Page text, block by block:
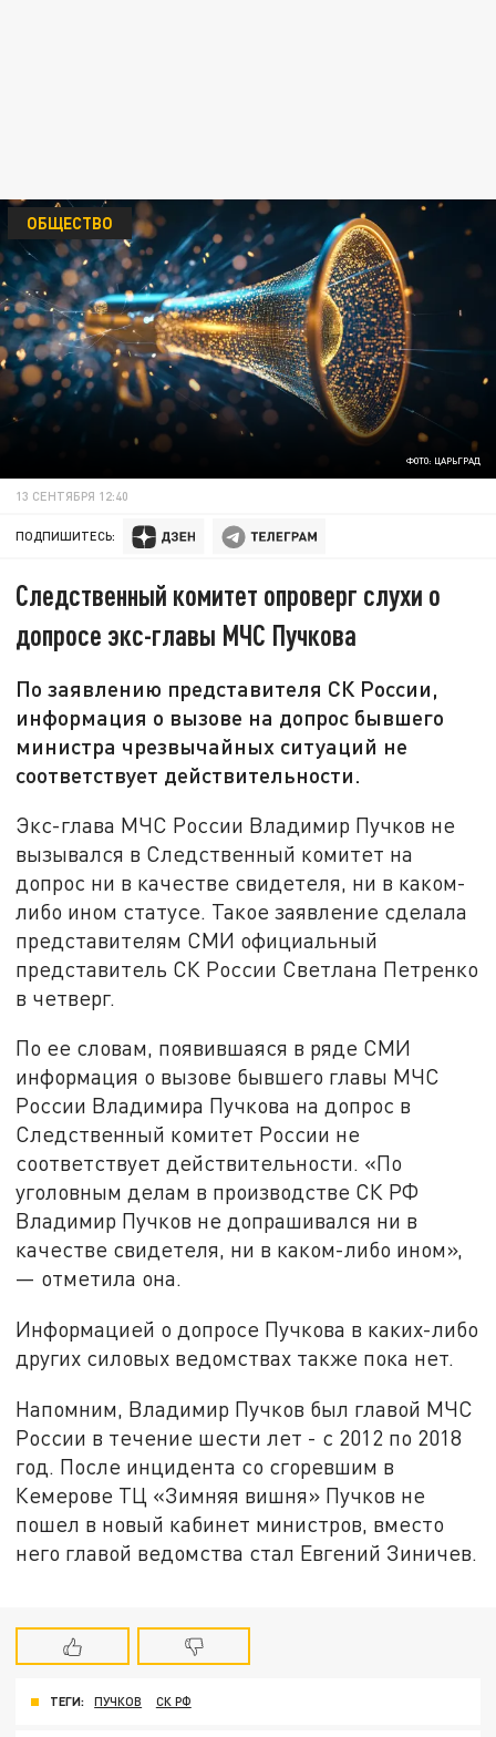
ФОТО: ЦАРЬГРАД
ОБЩЕСТВО
13 СЕНТЯБРЯ 12:40
ПОДПИШИТЕСЬ:
Следственный комитет опроверг слухи о
допросе экс-главы МЧС Пучкова
По заявлению представителя СК России,
информация о вызове на допрос бывшего
министра чрезвычайных ситуаций не
соответствует действительности.
Экс-глава МЧС России Владимир Пучков не
вызывался в Следственный комитет на
допрос ни в качестве свидетеля, ни в каком-
либо ином статусе. Такое заявление сделала
представителям СМИ официальный
представитель СК России Светлана Петренко
в четверг.
По ее словам, появившаяся в ряде СМИ
информация о вызове бывшего главы МЧС
России Владимира Пучкова на допрос в
Следственный комитет России не
соответствует действительности. «По
уголовным делам в производстве СК РФ
Владимир Пучков не допрашивался ни в
качестве свидетеля, ни в каком-либо ином»,
— отметила она.
Информацией о допросе Пучкова в каких-либо
других силовых ведомствах также пока нет.
Напомним, Владимир Пучков был главой МЧС
России в течение шести лет - с 2012 по 2018
год. После инцидента со сгоревшим в
Кемерове ТЦ «Зимняя вишня» Пучков не
пошел в новый кабинет министров, вместо
него главой ведомства стал Евгений Зиничев.
ТЕГИ: ПУЧКОВ СК РФ